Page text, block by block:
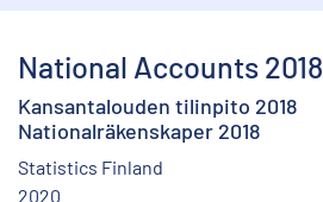
National Accounts 2018
Kansantalouden tilinpito 2018
Nationalräkenskaper 2018
Statistics Finland
2020